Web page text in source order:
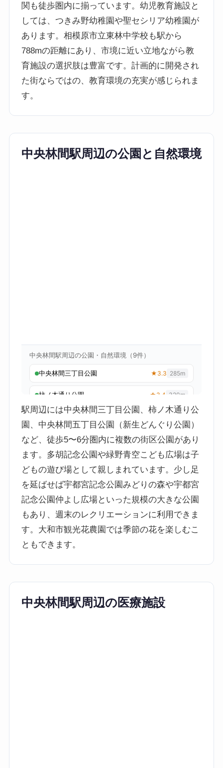
関も徒歩圏内に揃っています。幼児教育施設と
しては、つきみ野幼稚園や聖セシリア幼稚園が
あります。相模原市立東林中学校も駅から
788mの距離にあり、市境に近い立地ながら教
育施設の選択肢は豊富です。計画的に開発され
た街ならではの、教育環境の充実が感じられま
す。
中央林間駅周辺の公園と自然環境
駅周辺には中央林間三丁目公園、柿ノ木通り公
園、中央林間五丁目公園（新生どんぐり公園）
など、徒歩5〜6分圏内に複数の街区公園があり
ます。多胡記念公園や緑野青空こども広場は子
どもの遊び場として親しまれています。少し足
を延ばせば宇都宮記念公園みどりの森や宇都宮
記念公園仲よし広場といった規模の大きな公園
もあり、週末のレクリエーションに利用できま
す。大和市観光花農園では季節の花を楽しむこ
ともできます。
中央林間駅周辺の医療施設